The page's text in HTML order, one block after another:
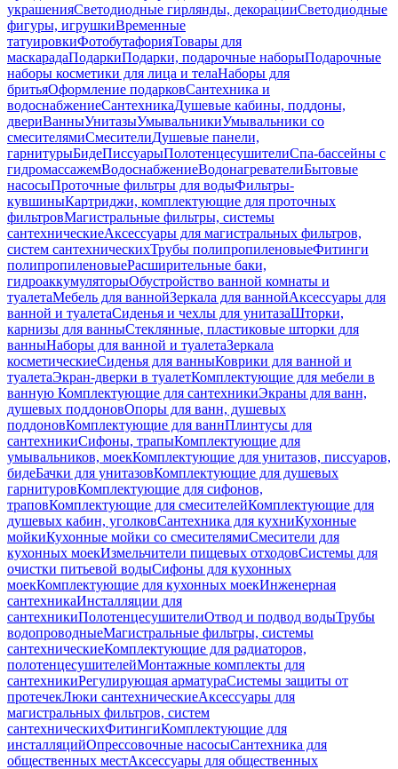
украшенияСветодиодные гирлянды, декорацииСветодиодные
фигуры, игрушкиВременные
татуировкиФотобутафорияТовары для
маскарадаПодаркиПодарки, подарочные наборыПодарочные
наборы косметики для лица и телаНаборы для
бритьяОформление подарковСантехника и
водоснабжениеСантехникаДушевые кабины, поддоны,
двериВанныУнитазыУмывальникиУмывальники со
смесителямиСмесителиДушевые панели,
гарнитурыБидеПиссуарыПолотенцесушителиСпа-бассейны с
гидромассажемВодоснабжениеВодонагревателиБытовые
насосыПроточные фильтры для водыФильтры-
кувшиныКартриджи, комплектующие для проточных
фильтровМагистральные фильтры, системы
сантехническиеАксессуары для магистральных фильтров,
систем сантехническихТрубы полипропиленовыеФитинги
полипропиленовыеРасширительные баки,
гидроаккумуляторыОбустройство ванной комнаты и
туалетаМебель для ваннойЗеркала для ваннойАксессуары для
ванной и туалетаСиденья и чехлы для унитазаШторки,
карнизы для ванныСтеклянные, пластиковые шторки для
ванныНаборы для ванной и туалетаЗеркала
косметическиеСиденья для ванныКоврики для ванной и
туалетаЭкран-дверки в туалетКомплектующие для мебели в
ванную Комплектующие для сантехникиЭкраны для ванн,
душевых поддоновОпоры для ванн, душевых
поддоновКомплектующие для ваннПлинтусы для
сантехникиСифоны, трапыКомплектующие для
умывальников, моекКомплектующие для унитазов, писсуаров,
бидеБачки для унитазовКомплектующие для душевых
гарнитуровКомплектующие для сифонов,
траповКомплектующие для смесителейКомплектующие для
душевых кабин, уголковСантехника для кухниКухонные
мойкиКухонные мойки со смесителямиСмесители для
кухонных моекИзмельчители пищевых отходовСистемы для
очистки питьевой водыСифоны для кухонных
моекКомплектующие для кухонных моекИнженерная
сантехникаИнсталляции для
сантехникиПолотенцесушителиОтвод и подвод водыТрубы
водопроводныеМагистральные фильтры, системы
сантехническиеКомплектующие для радиаторов,
полотенцесушителейМонтажные комплекты для
сантехникиРегулирующая арматураСистемы защиты от
протечекЛюки сантехническиеАксессуары для
магистральных фильтров, систем
сантехническихФитингиКомплектующие для
инсталляцийОпрессовочные насосыСантехника для
общественных местАксессуары для общественных